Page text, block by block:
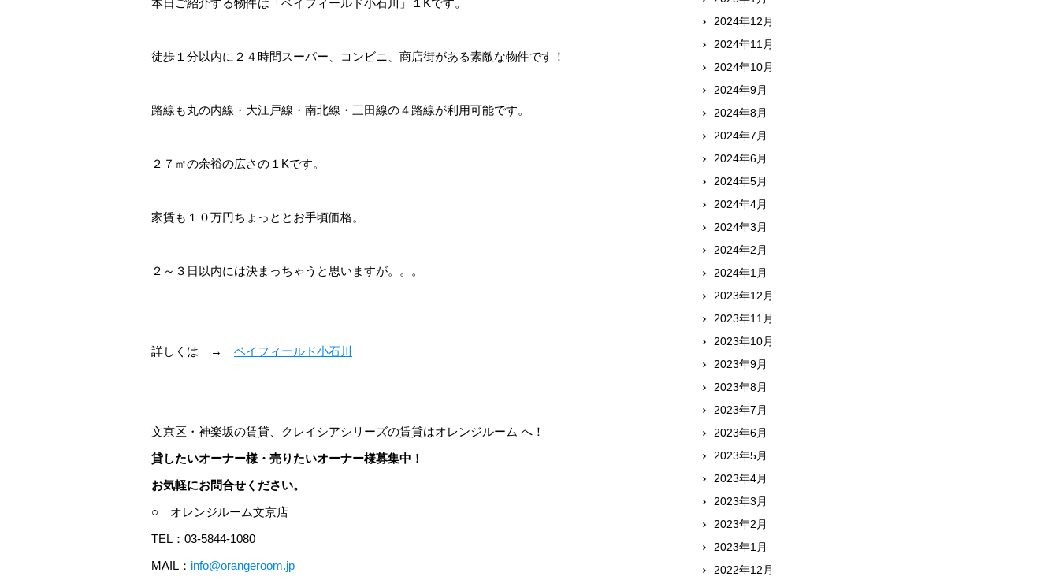
本日ご紹介する物件は「ベイフィールド小石川」１Kです。
徒歩１分以内に２４時間スーパー、コンビニ、商店街がある素敵な物件です！
路線も丸の内線・大江戸線・南北線・三田線の４路線が利用可能です。
２７㎡の余裕の広さの１Kです。
家賃も１０万円ちょっととお手頃価格。
２～３日以内には決まっちゃうと思いますが。。。
詳しくは → ベイフィールド小石川
文京区・神楽坂の賃貸、クレイシアシリーズの賃貸はオレンジルーム へ！
貸したいオーナー様・売りたいオーナー様募集中！
お気軽にお問合せください。
○ オレンジルーム文京店
TEL：03-5844-1080
MAIL： info@orangeroom.jp
2024年12月
2024年11月
2024年10月
2024年9月
2024年8月
2024年7月
2024年6月
2024年5月
2024年4月
2024年3月
2024年2月
2024年1月
2023年12月
2023年11月
2023年10月
2023年9月
2023年8月
2023年7月
2023年6月
2023年5月
2023年4月
2023年3月
2023年2月
2023年1月
2022年12月